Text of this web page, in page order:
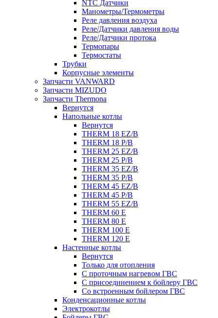
NTC Датчики
Манометры/Термометры
Реле давления воздуха
Реле/Датчики давления воды
Реле/Датчики протока
Термопары
Термостаты
Трубки
Корпусные элементы
Запчасти VANWARD
Запчасти MIZUDO
Запчасти Thermona
Вернутся
Напольные котлы
Вернутся
THERM 18 EZ/B
THERM 18 P/B
THERM 25 EZ/B
THERM 25 P/B
THERM 35 EZ/B
THERM 35 P/B
THERM 45 EZ/B
THERM 45 P/B
THERM 55 EZ/B
THERM 60 E
THERM 80 E
THERM 100 E
THERM 120 E
Настенные котлы
Вернутся
Только для отопления
С проточным нагревом ГВС
С присоединением к бойлеру ГВС
Со встроенным бойлером ГВС
Конденсационные котлы
Электрокотлы